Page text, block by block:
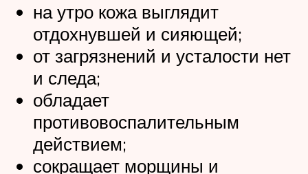
на утро кожа выглядит
отдохнувшей и сияющей;
от загрязнений и усталости нет
и следа;
обладает
противовоспалительным
действием;
сокращает морщины и